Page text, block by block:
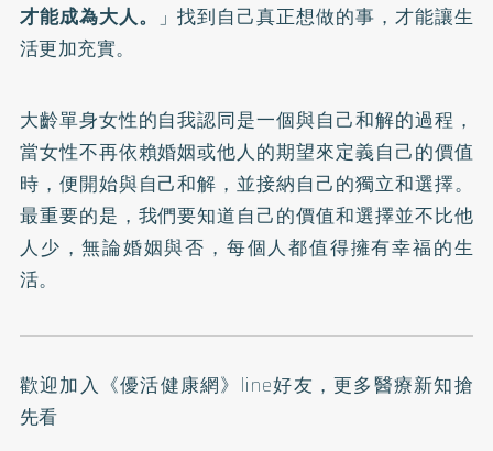
才能成為大人。
」找到自己真正想做的事，才能讓生
活更加充實。
大齡單身女性的自我認同是一個與自己和解的過程，
當女性不再依賴婚姻或他人的期望來定義自己的價值
時，便開始與自己和解，並接納自己的獨立和選擇。
最重要的是，我們要知道自己的價值和選擇並不比他
人少，無論婚姻與否，每個人都值得擁有幸福的生
活。
歡迎加入 《優活健康網》line好友 ，更多醫療新知搶
先看